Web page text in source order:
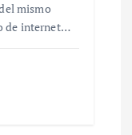
mismo
de internet…